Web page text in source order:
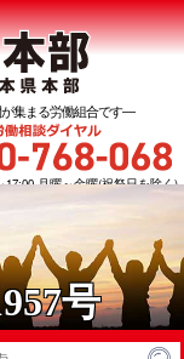
集まる労働組合です―
17:00 月曜～金曜(祝祭日を除く)
号